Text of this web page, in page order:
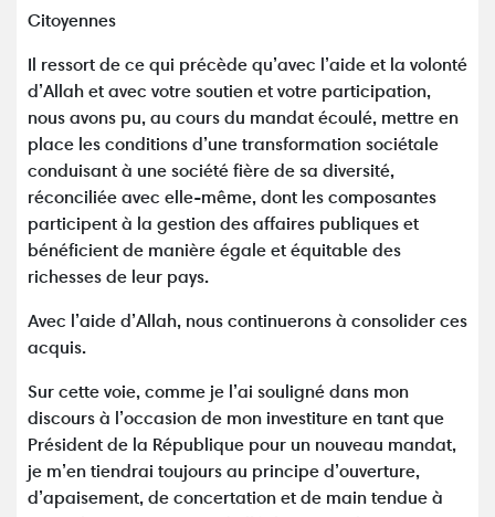
Citoyennes
Il ressort de ce qui précède qu’avec l’aide et la volonté
d’Allah et avec votre soutien et votre participation,
nous avons pu, au cours du mandat écoulé, mettre en
place les conditions d’une transformation sociétale
conduisant à une société fière de sa diversité,
réconciliée avec elle-même, dont les composantes
participent à la gestion des affaires publiques et
bénéficient de manière égale et équitable des
richesses de leur pays.
Avec l’aide d’Allah, nous continuerons à consolider ces
acquis.
Sur cette voie, comme je l’ai souligné dans mon
discours à l’occasion de mon investiture en tant que
Président de la République pour un nouveau mandat,
je m’en tiendrai toujours au principe d’ouverture,
d’apaisement, de concertation et de main tendue à